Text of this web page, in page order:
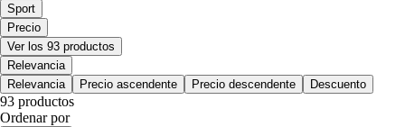
Sport
Precio
Ver los 93 productos
Relevancia
Relevancia
Precio ascendente Precio descendente Descuento
93 productos
Ordenar por